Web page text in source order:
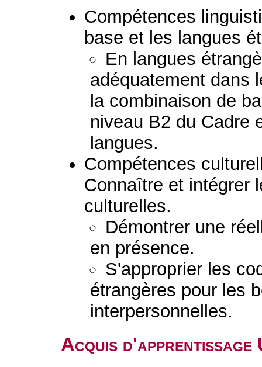
Compétences
base et les langues
En langues
adéquatement dans
la combinaison de
niveau B2 du Cadre
langues.
Compétences
Connaître et intégrer
culturelles.
Démontrer une
en présence.
S'approprier les
étrangères pour les
interpersonnelles.
Acquis d'apprentissage